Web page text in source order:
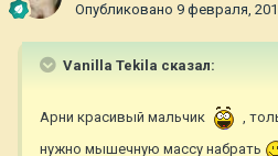
Опубликовано 9 февраля,
Vanilla Tekila сказал:
Арни красивый мальчик
,
нужно мышечную массу набрать